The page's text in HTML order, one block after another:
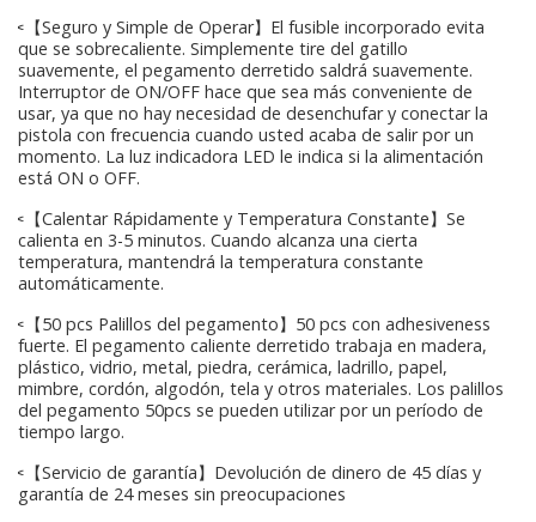
✂【Seguro y Simple de Operar】El fusible incorporado evita
que se sobrecaliente. Simplemente tire del gatillo
suavemente, el pegamento derretido saldrá suavemente.
Interruptor de ON/OFF hace que sea más conveniente de
usar, ya que no hay necesidad de desenchufar y conectar la
pistola con frecuencia cuando usted acaba de salir por un
momento. La luz indicadora LED le indica si la alimentación
está ON o OFF.
✂【Calentar Rápidamente y Temperatura Constante】Se
calienta en 3-5 minutos. Cuando alcanza una cierta
temperatura, mantendrá la temperatura constante
automáticamente.
✂【50 pcs Palillos del pegamento】50 pcs con adhesiveness
fuerte. El pegamento caliente derretido trabaja en madera,
plástico, vidrio, metal, piedra, cerámica, ladrillo, papel,
mimbre, cordón, algodón, tela y otros materiales. Los palillos
del pegamento 50pcs se pueden utilizar por un período de
tiempo largo.
✂【Servicio de garantía】Devolución de dinero de 45 días y
garantía de 24 meses sin preocupaciones